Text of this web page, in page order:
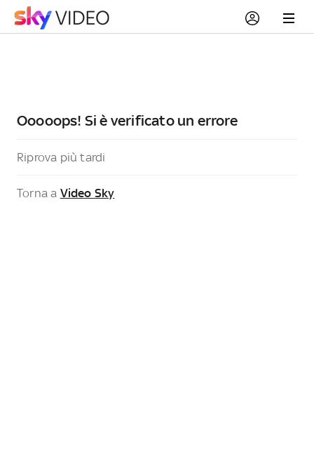
Ooooops! Si è verificato un errore
Riprova più tardi
Torna a Video Sky